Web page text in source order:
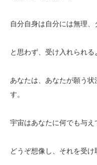
自分自身は自分には無理、
と思わず、受け入れられる
あなたは、あなたが願う
す。
宇宙はあなたに何でも与え
どうぞ想像し、それを受け